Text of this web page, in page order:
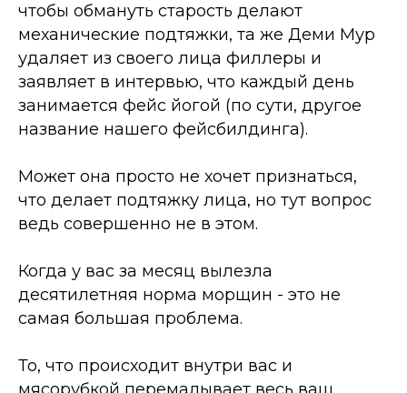
чтобы обмануть старость делают
механические подтяжки, та же Деми Мур
удаляет из своего лица филлеры и
заявляет в интервью, что каждый день
занимается фейс йогой (по сути, другое
название нашего фейсбилдинга).
Может она просто не хочет признаться,
что делает подтяжку лица, но тут вопрос
ведь совершенно не в этом.
Когда у вас за месяц вылезла
десятилетняя норма морщин - это не
самая большая проблема.
То, что происходит внутри вас и